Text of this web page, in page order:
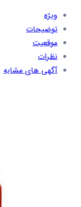
ویژه
توضیحات
موقعیت
نظرات
آگهی های مشابه